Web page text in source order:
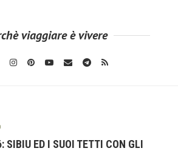
viaggiare è vivere
SIBIU ED I SUOI TETTI CON GLI